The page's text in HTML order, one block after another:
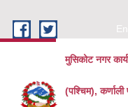
मुसिकोट नगर
(पश्चिम),